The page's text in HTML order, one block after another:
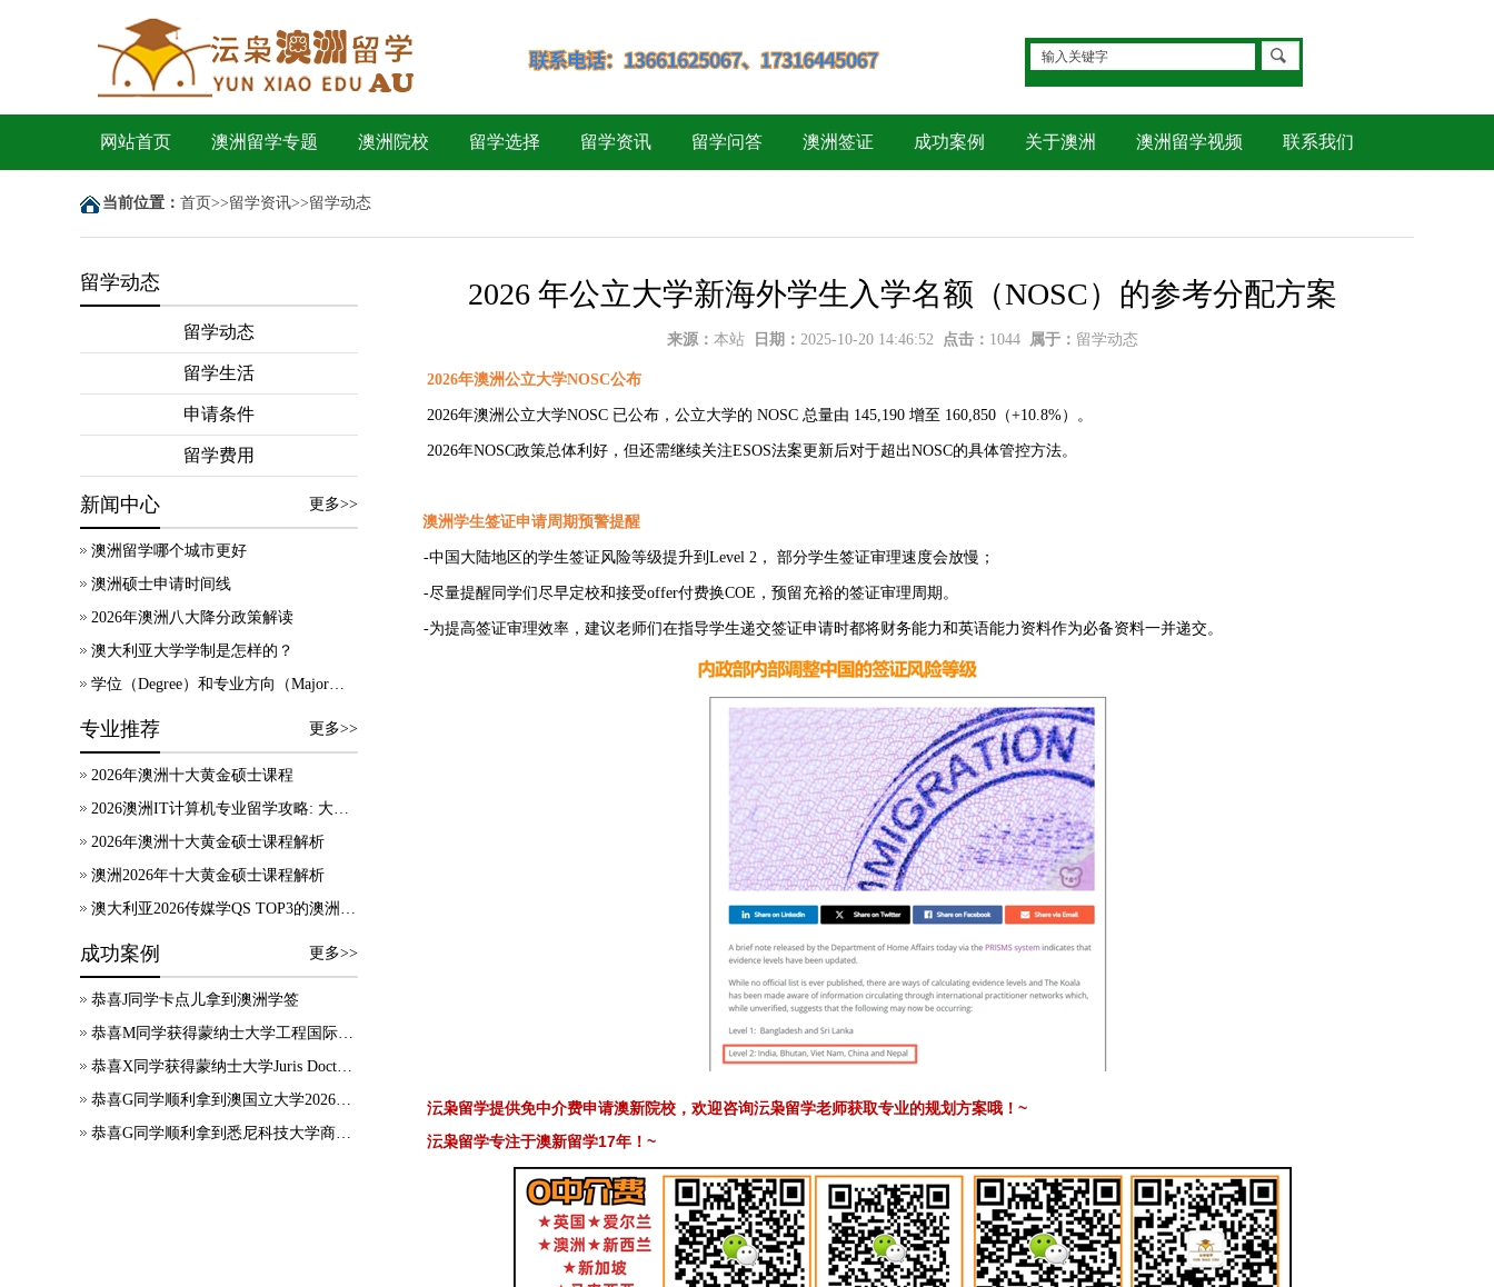
网站首页 澳洲留学专题 澳洲院校 留学选择 留学资讯 留学问答 澳洲签证 成功案例 关于澳洲 澳洲留学视频 联系我们
当前位置： 首页>>留学资讯>>留学动态
留学动态
留学动态
留学生活
申请条件
留学费用
新闻中心 更多>>
澳洲留学哪个城市更好
澳洲硕士申请时间线
2026年澳洲八大降分政策解读
澳大利亚大学学制是怎样的？
学位（Degree）和专业方向（Major）有什么区别？
专业推荐 更多>>
2026年澳洲十大黄金硕士课程
2026澳洲IT计算机专业留学攻略: 大学录取、技术移民及就业方向
2026年澳洲十大黄金硕士课程解析
澳洲2026年十大黄金硕士课程解析
澳大利亚2026传媒学QS TOP3的澳洲院校，热门专业及申请要求等信息汇总！
成功案例 更多>>
恭喜J同学卡点儿拿到澳洲学签
恭喜M同学获得蒙纳士大学工程国际大一正式录取
恭喜X同学获得蒙纳士大学Juris Doctor offer
恭喜G同学顺利拿到澳国立大学2026年7月应用会计硕士录取通知书~
恭喜G同学顺利拿到悉尼科技大学商科本科录取通知书~
2026 年公立大学新海外学生入学名额（NOSC）的参考分配方案
来源： 本站 日期： 2025-10-20 14:46:52 点击： 1044 属于： 留学动态
2026年澳洲公立大学NOSC公布
2026年澳洲公立大学NOSC 已公布，公立大学的 NOSC 总量由 145,190 增至 160,850（+10.8%）。
2026年NOSC政策总体利好，但还需继续关注ESOS法案更新后对于超出NOSC的具体管控方法。
澳洲学生签证申请周期预警提醒
-中国大陆地区的学生签证风险等级提升到Level 2， 部分学生签证审理速度会放慢；
-尽量提醒同学们尽早定校和接受offer付费换COE，预留充裕的签证审理周期。
-为提高签证审理效率，建议老师们在指导学生递交签证申请时都将财务能力和英语能力资料作为必备资料一并递交。
沄枭留学提供免中介费申请澳新院校，欢迎咨询沄枭留学老师获取专业的规划方案哦！ ~
沄枭留学专注于澳新留学17年！ ~